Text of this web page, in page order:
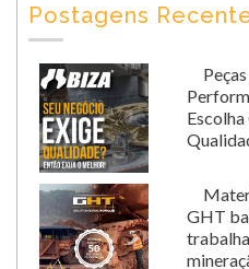
Postagens
GHT